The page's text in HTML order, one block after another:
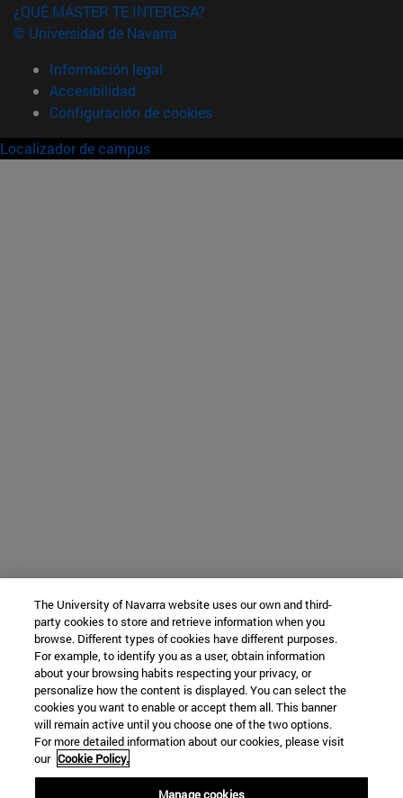
¿QUÉ MÁSTER TE INTERESA?
© Universidad de Navarra
Información legal
Accesibilidad
Configuración de cookies
Localizador de campus
The University of Navarra website uses our own and third-
party cookies to store and retrieve information when you
browse. Different types of cookies have different purposes.
For example, to identify you as a user, obtain information
about your browsing habits respecting your privacy, or
personalize how the content is displayed. You can select the
cookies you want to enable or accept them all. This banner
will remain active until you choose one of the two options.
For more detailed information about our cookies, please visit
our Cookie Policy.
Manage cookies